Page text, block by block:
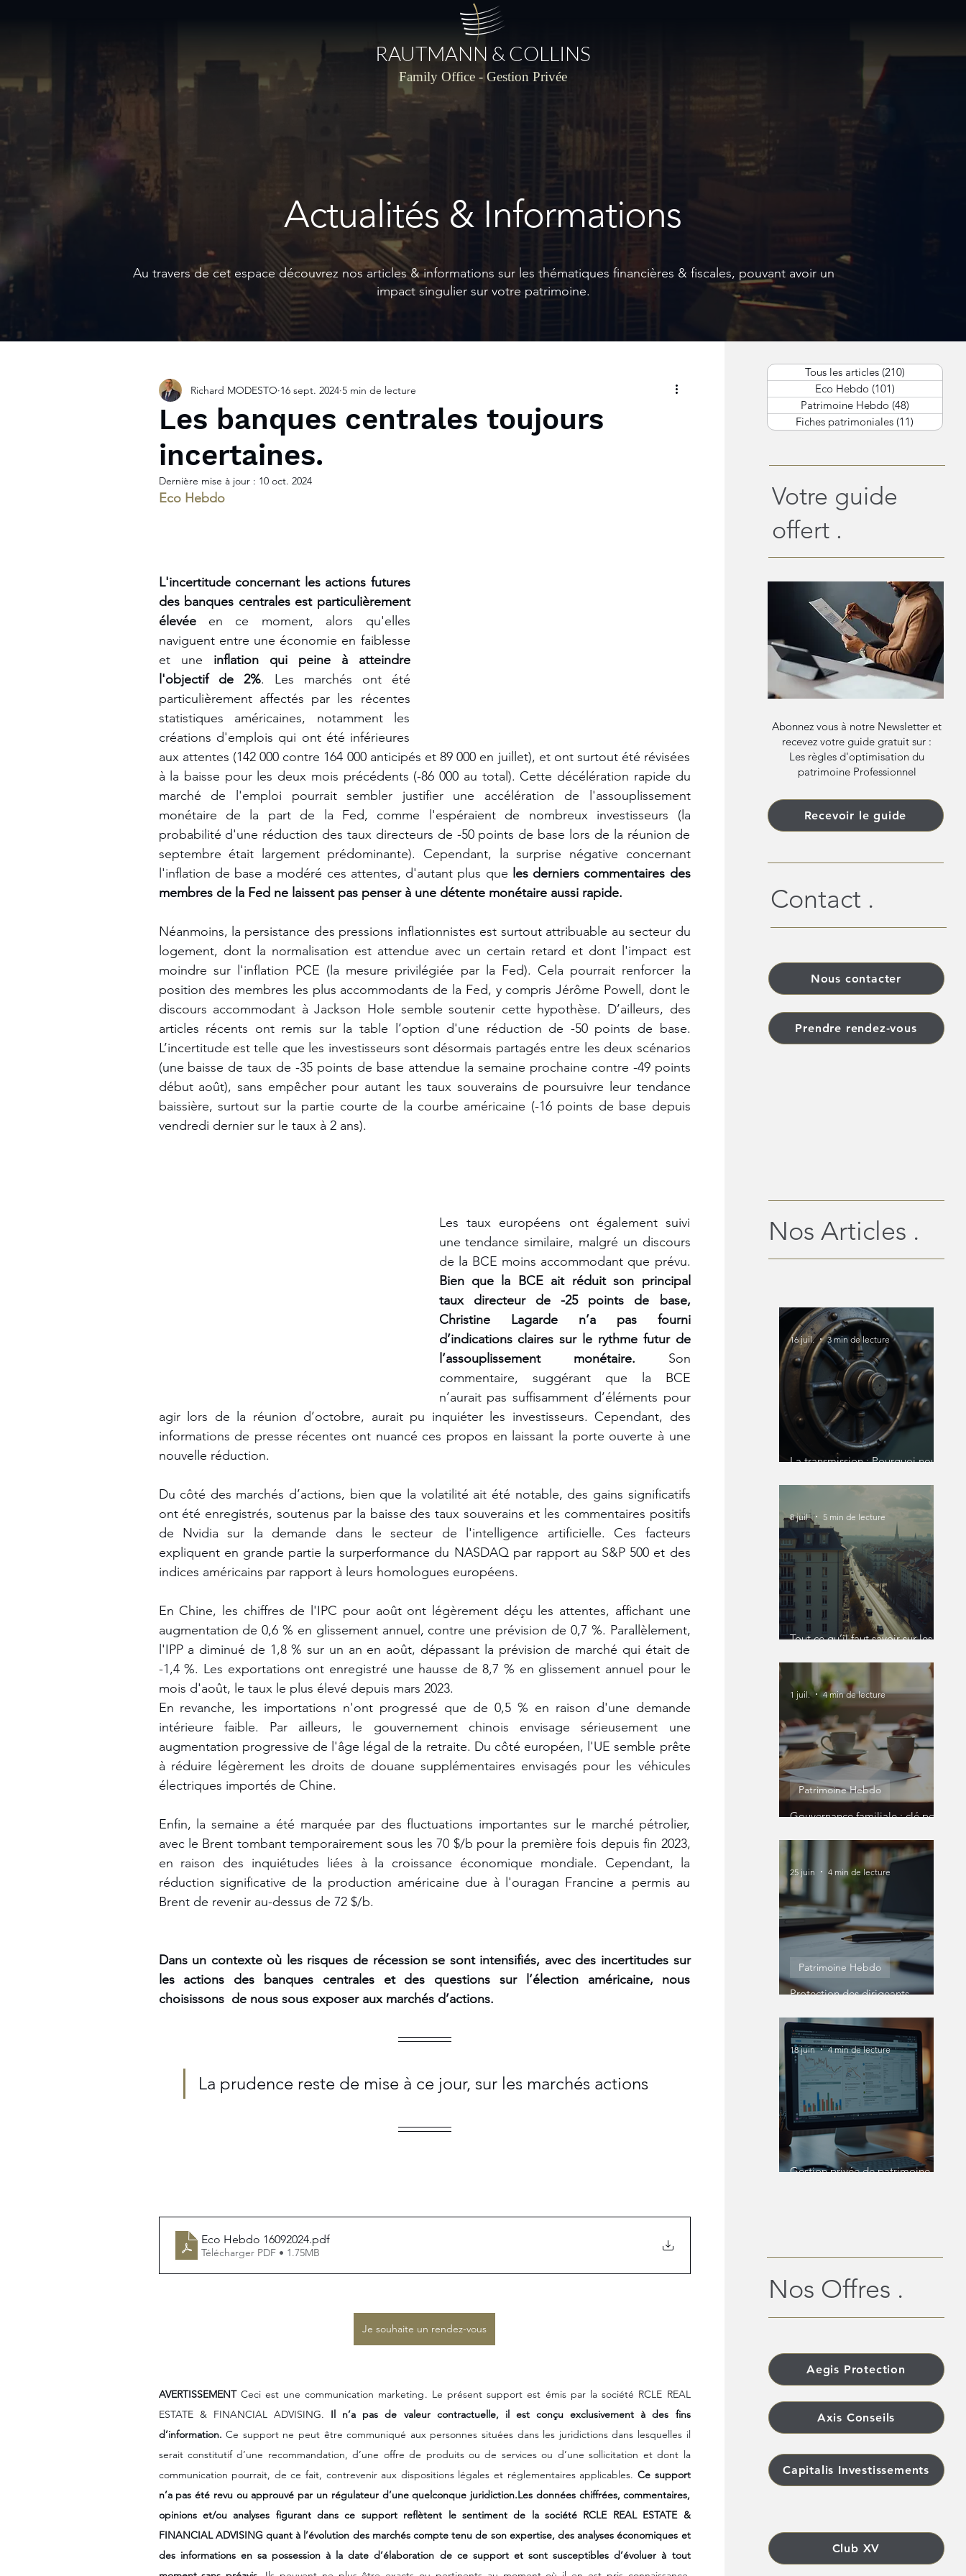
RAUTMANN & COLLINS
Family Office - Gestion Privée
Actualités & Informations
Au travers de cet espace découvrez nos articles & informations sur les thématiques financières & fiscales, pouvant avoir un
impact singulier sur votre patrimoine.
Les banques centrales toujours
incertaines.
Richard MODESTO 16 sept. 2024 5 min de lecture
Dernière mise à jour : 10 oct. 2024
Eco Hebdo
L'incertitude concernant les actions futures
des banques centrales est particulièrement
élevée en ce moment, alors qu'elles
naviguent entre une économie en faiblesse
et une inflation qui peine à atteindre
l'objectif de 2%. Les marchés ont été
particulièrement affectés par les récentes
statistiques américaines, notamment les
créations d'emplois qui ont été inférieures
aux attentes (142 000 contre 164 000 anticipés et 89 000 en juillet), et ont surtout été révisées
à la baisse pour les deux mois précédents (-86 000 au total). Cette décélération rapide du
marché de l'emploi pourrait sembler justifier une accélération de l'assouplissement
monétaire de la part de la Fed, comme l'espéraient de nombreux investisseurs (la
probabilité d'une réduction des taux directeurs de -50 points de base lors de la réunion de
septembre était largement prédominante). Cependant, la surprise négative concernant
l'inflation de base a modéré ces attentes, d'autant plus que les derniers commentaires des
membres de la Fed ne laissent pas penser à une détente monétaire aussi rapide.
Néanmoins, la persistance des pressions inflationnistes est surtout attribuable au secteur du
logement, dont la normalisation est attendue avec un certain retard et dont l'impact est
moindre sur l'inflation PCE (la mesure privilégiée par la Fed). Cela pourrait renforcer la
position des membres les plus accommodants de la Fed, y compris Jérôme Powell, dont le
discours accommodant à Jackson Hole semble soutenir cette hypothèse. D’ailleurs, des
articles récents ont remis sur la table l’option d'une réduction de -50 points de base.
L’incertitude est telle que les investisseurs sont désormais partagés entre les deux scénarios
(une baisse de taux de -35 points de base attendue la semaine prochaine contre -49 points
début août), sans empêcher pour autant les taux souverains de poursuivre leur tendance
baissière, surtout sur la partie courte de la courbe américaine (-16 points de base depuis
vendredi dernier sur le taux à 2 ans).
Les taux européens ont également suivi
une tendance similaire, malgré un discours
Bien que la BCE ait réduit son principal
taux directeur de -25 points de base,
Christine Lagarde n’a pas fourni
d’indications claires sur le rythme futur de
l’assouplissement monétaire. Son
commentaire, suggérant que la BCE
n’aurait pas suffisamment d’éléments pour
agir lors de la réunion d’octobre, aurait pu inquiéter les investisseurs. Cependant, des
informations de presse récentes ont nuancé ces propos en laissant la porte ouverte à une
nouvelle réduction.
Du côté des marchés d’actions, bien que la volatilité ait été notable, des gains significatifs
ont été enregistrés, soutenus par la baisse des taux souverains et les commentaires positifs
de Nvidia sur la demande dans le secteur de l'intelligence artificielle. Ces facteurs
expliquent en grande partie la surperformance du NASDAQ par rapport au S&P 500 et des
indices américains par rapport à leurs homologues européens.
En Chine, les chiffres de l'IPC pour août ont légèrement déçu les attentes, affichant une
augmentation de 0,6 % en glissement annuel, contre une prévision de 0,7 %. Parallèlement,
l'IPP a diminué de 1,8 % sur un an en août, dépassant la prévision de marché qui était de
-1,4 %. Les exportations ont enregistré une hausse de 8,7 % en glissement annuel pour le
mois d'août, le taux le plus élevé depuis mars 2023.
En revanche, les importations n'ont progressé que de 0,5 % en raison d'une demande
intérieure faible. Par ailleurs, le gouvernement chinois envisage sérieusement une
augmentation progressive de l'âge légal de la retraite. Du côté européen, l'UE semble prête
à réduire légèrement les droits de douane supplémentaires envisagés pour les véhicules
électriques importés de Chine.
Enfin, la semaine a été marquée par des fluctuations importantes sur le marché pétrolier,
avec le Brent tombant temporairement sous les 70 $/b pour la première fois depuis fin 2023,
en raison des inquiétudes liées à la croissance économique mondiale. Cependant, la
réduction significative de la production américaine due à l'ouragan Francine a permis au
Brent de revenir au-dessus de 72 $/b.
Dans un contexte où les risques de récession se sont intensifiés, avec des incertitudes sur
les actions des banques centrales et des questions sur l’élection américaine, nous
choisissons  de nous sous exposer aux marchés d’actions.
La prudence reste de mise à ce jour, sur les marchés actions
Eco Hebdo 16092024.pdf
Télécharger PDF • 1.75MB
Je souhaite un rendez-vous
AVERTISSEMENT Ceci est une communication marketing. Le présent support est émis par la société RCLE REAL
ESTATE & FINANCIAL ADVISING. Il n’a pas de valeur contractuelle, il est conçu exclusivement à des fins
d’information. Ce support ne peut être communiqué aux personnes situées dans les juridictions dans lesquelles il
serait constitutif d’une recommandation, d’une offre de produits ou de services ou d’une sollicitation et dont la
communication pourrait, de ce fait, contrevenir aux dispositions légales et réglementaires applicables. Ce support
n’a pas été revu ou approuvé par un régulateur d’une quelconque juridiction.Les données chiffrées, commentaires,
opinions et/ou analyses figurant dans ce support reflètent le sentiment de la société RCLE REAL ESTATE &
FINANCIAL ADVISING quant à l’évolution des marchés compte tenu de son expertise, des analyses économiques et
des informations en sa possession à la date d’élaboration de ce support et sont susceptibles d’évoluer à tout
Tous les articles (210) 210 posts
Eco Hebdo (101)
Patrimoine Hebdo (48)
Fiches patrimoniales (11) 11 posts
Votre guide
offert .
Abonnez vous à notre Newsletter et
recevez votre guide gratuit sur :
Les règles d'optimisation du
patrimoine Professionnel
Recevoir le guide
Contact .
Nous contacter
Prendre rendez-vous
Nos Articles .
La transmission : Pourquoi nous
soit trop tard ?
16 juil. 3 min de lecture
Tout ce qu’il faut savoir sur les
8 juil. 5 min de lecture
Gouvernance familiale : clé pour
Patrimoine Hebdo
1 juil. 4 min de lecture
Protection des dirigeants
efficacement votre statut de
dirigeant
Patrimoine Hebdo
25 juin 4 min de lecture
Gestion privée de patrimoine en
18 juin 4 min de lecture
Nos Offres .
Aegis Protection
Axis Conseils
Capitalis Investissements
Club XV